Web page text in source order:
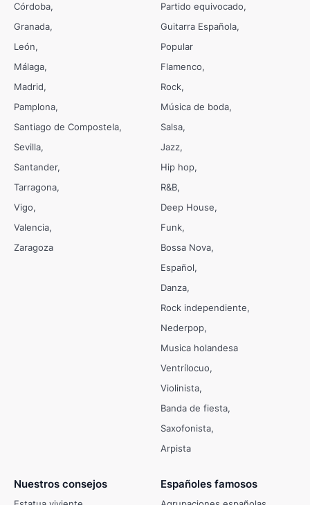
Córdoba
Granada
León
Málaga
Madrid
Pamplona
Santiago de Compostela
Sevilla
Santander
Tarragona
Vigo
Valencia
Zaragoza
Partido equivocado
Guitarra Española
Popular
Flamenco
Rock
Música de boda
Salsa
Jazz
Hip hop
R&B
Deep House
Funk
Bossa Nova
Español
Danza
Rock independiente
Nederpop
Musica holandesa
Ventrílocuo
Violinista
Banda de fiesta
Saxofonista
Arpista
Nuestros consejos Españoles famosos